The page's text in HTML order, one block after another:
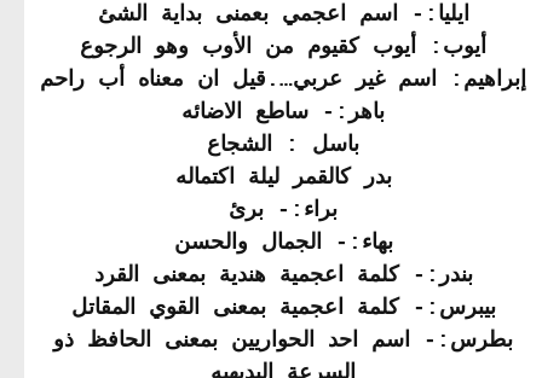
ايليا:- اسم اعجمي بعمنى بداية الشئ
أيوب: أيوب كقيوم من الأوب وهو الرجوع
إبراهيم: اسم غير عربي….قيل ان معناه أب راحم
باهر:- ساطع الاضائه
باسل : الشجاع
بدر كالقمر ليلة اكتماله
براء:- برئ
بهاء:- الجمال والحسن
بندر:- كلمة اعجمية هندية بمعنى القرد
بيبرس:- كلمة اعجمية بمعنى القوي المقاتل
بطرس:- اسم احد الحواريين بمعنى الحافظ ذو
السرعة البديهيه